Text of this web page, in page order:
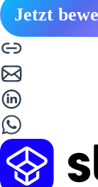
Jetzt